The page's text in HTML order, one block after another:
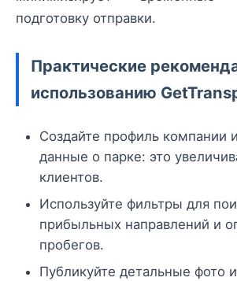
подготовку отправки.
Практические
использованию
Создайте профиль компании
данные о парке: это
клиентов.
Используйте фильтры для
прибыльных направлений и
пробегов.
Публикуйте детальные фото